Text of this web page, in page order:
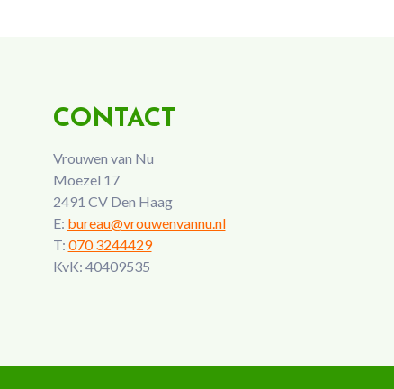
CONTACT
Vrouwen van Nu
Moezel 17
2491 CV Den Haag
E: bureau@vrouwenvannu.nl
T: 070 3244429
KvK: 40409535